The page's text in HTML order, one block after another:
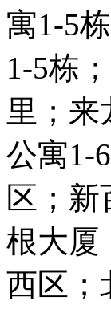
寓1-5
1-5栋
里；来
公寓1-
区；
根大厦
西区；